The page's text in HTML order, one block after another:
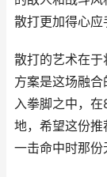
散打更加得心应
散打的艺术在
方案是这场融
入拳脚之中，
地，希望这份
一击命中时那份